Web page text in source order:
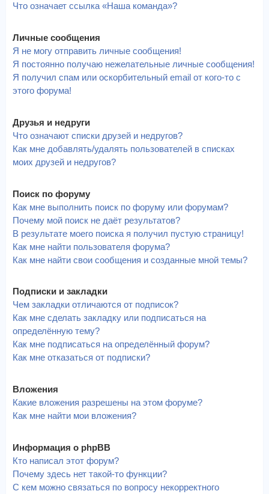
Что означает ссылка «Наша команда»?
Личные сообщения
Я не могу отправить личные сообщения!
Я постоянно получаю нежелательные личные сообщения!
Я получил спам или оскорбительный email от кого-то с
этого форума!
Друзья и недруги
Что означают списки друзей и недругов?
Как мне добавлять/удалять пользователей в списках
моих друзей и недругов?
Поиск по форуму
Как мне выполнить поиск по форуму или форумам?
Почему мой поиск не даёт результатов?
В результате моего поиска я получил пустую страницу!
Как мне найти пользователя форума?
Как мне найти свои сообщения и созданные мной темы?
Подписки и закладки
Чем закладки отличаются от подписок?
Как мне сделать закладку или подписаться на
определённую тему?
Как мне подписаться на определённый форум?
Как мне отказаться от подписки?
Вложения
Какие вложения разрешены на этом форуме?
Как мне найти мои вложения?
Информация о phpBB
Кто написал этот форум?
Почему здесь нет такой-то функции?
С кем можно связаться по вопросу некорректного